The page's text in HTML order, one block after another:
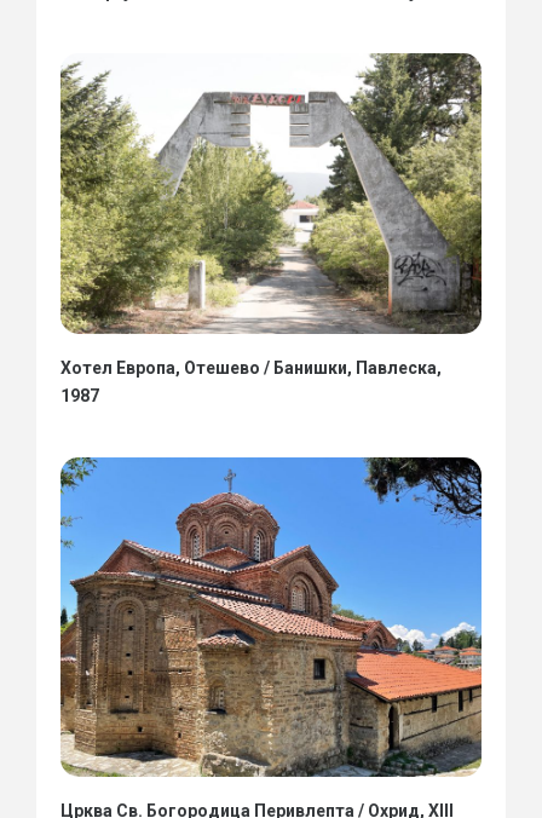
Хотел Европа, Отешево / Банишки, Павлеска,
1987
Црква Св. Богородица Перивлепта / Охрид, XIII